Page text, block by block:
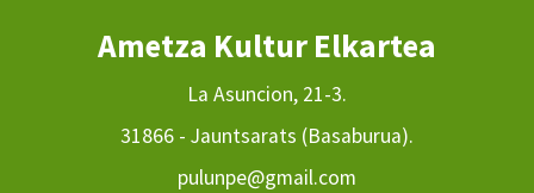
Ametza Kultur Elkartea
La Asuncion, 21-3.
31866 - Jauntsarats (Basaburua).
pulunpe@gmail.com